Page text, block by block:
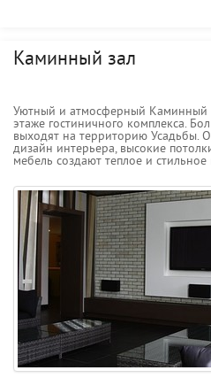
Каминный зал
Уютный и атмосферный Каминный
этаже гостиничного комплекса.
выходят на территорию Усадьбы.
дизайн интерьера, высокие
мебель создают теплое и стильное